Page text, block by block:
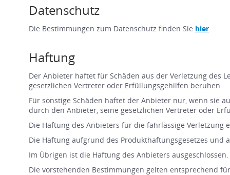
Datenschutz
Die Bestimmungen zum Datenschutz finden Sie hier.
Haftung
Der Anbieter haftet für Schäden aus der Verletzung des
gesetzlichen Vertreter oder Erfüllungsgehilfen beruhen.
Für sonstige Schäden haftet der Anbieter nur, wenn sie
durch den Anbieter, seine gesetzlichen Vertreter oder
Die Haftung des Anbieters für die fahrlässige
Die Haftung aufgrund des Produkthaftungsgesetzes
Im Übrigen ist die Haftung des Anbieters ausgeschlossen.
Die vorstehenden Bestimmungen gelten entsprechend